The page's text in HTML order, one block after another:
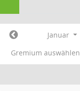
Januar
Gremium auswählen